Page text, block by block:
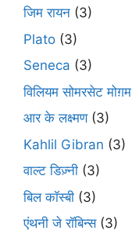
जिम रायन (3)
Plato (3)
Seneca (3)
विलियम सोमरसेट मोग़म
आर के लक्ष्मण(3)
Kahlil Gibran (3)
वाल्ट डिज़्नी (3)
बिल कॉस्बी (3)
एंथनी जे रॉबिन्स(3)